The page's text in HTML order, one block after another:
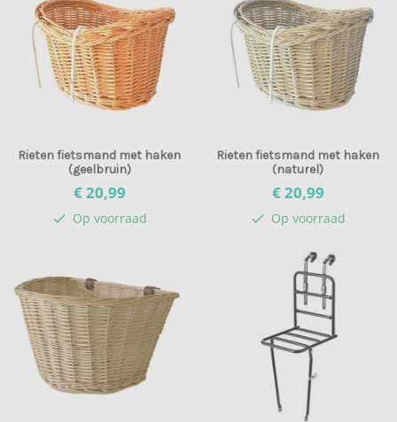
Rieten fietsmand met haken
(geelbruin)
€ 20,99
check Op voorraad
Rieten fietsmand met haken
(naturel)
€ 20,99
check Op voorraad